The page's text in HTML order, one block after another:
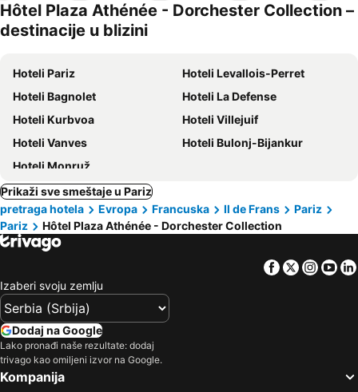
kućni
Hôtel Plaza Athénée - Dorchester Collection –
destinacije u blizini
Hoteli Pariz
Hoteli Levallois-Perret
Hoteli Bagnolet
Hoteli La Defense
Hoteli Kurbvoa
Hoteli Villejuif
Hoteli Vanves
Hoteli Bulonj-Bijankur
Hoteli Monruž
Prikaži sve smeštaje u Pariz
pretraga hotela
Evropa Francuska Il de Frans
Pariz
Pariz
Hôtel Plaza Athénée - Dorchester Collection
Facebook
Twitter
Izaberi svoju zemlju
Dodaj na Google
Lako pronađi naše rezultate: dodaj
trivago kao omiljeni izvor na Google.
Kompanija